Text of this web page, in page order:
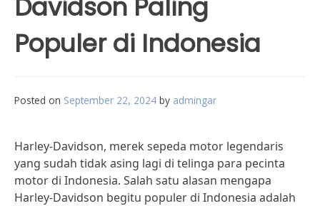
Davidson Paling
Populer di Indonesia
Posted on September 22, 2024 by admingar
Harley-Davidson, merek sepeda motor legendaris
yang sudah tidak asing lagi di telinga para pecinta
motor di Indonesia. Salah satu alasan mengapa
Harley-Davidson begitu populer di Indonesia adalah